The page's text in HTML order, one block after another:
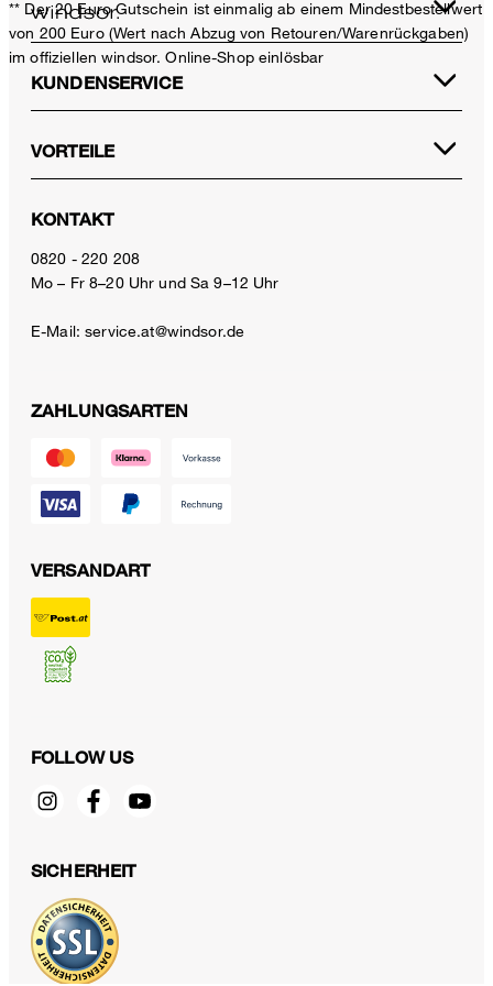
€ 299,00
inkl. MwSt
** Der 20 Euro Gutschein ist einmalig ab einem Mindestbestellwert
von 200 Euro (Wert nach Abzug von Retouren/Warenrückgaben)
im offiziellen windsor. Online-Shop einlösbar
KUNDENSERVICE
VORTEILE
KONTAKT
0820 - 220 208
Mo – Fr 8–20 Uhr und Sa 9–12 Uhr
E-Mail:service.at@windsor.de
ZAHLUNGSARTEN
VERSANDART
FOLLOW US
SICHERHEIT